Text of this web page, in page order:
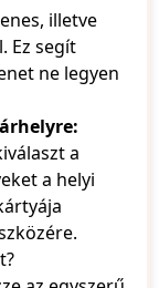
illetve
Ez segít
ne legyen
a
a helyi